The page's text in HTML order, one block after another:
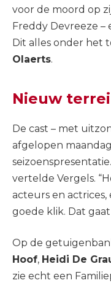
voor de moord op
Freddy Devreeze –
Dit alles onder het
Olaerts.
Nieuw
De cast – met
afgelopen
vertelde Vergels.
acteurs en
goede klik. Dat
Op de
Hoof, Heidi De
zie echt een